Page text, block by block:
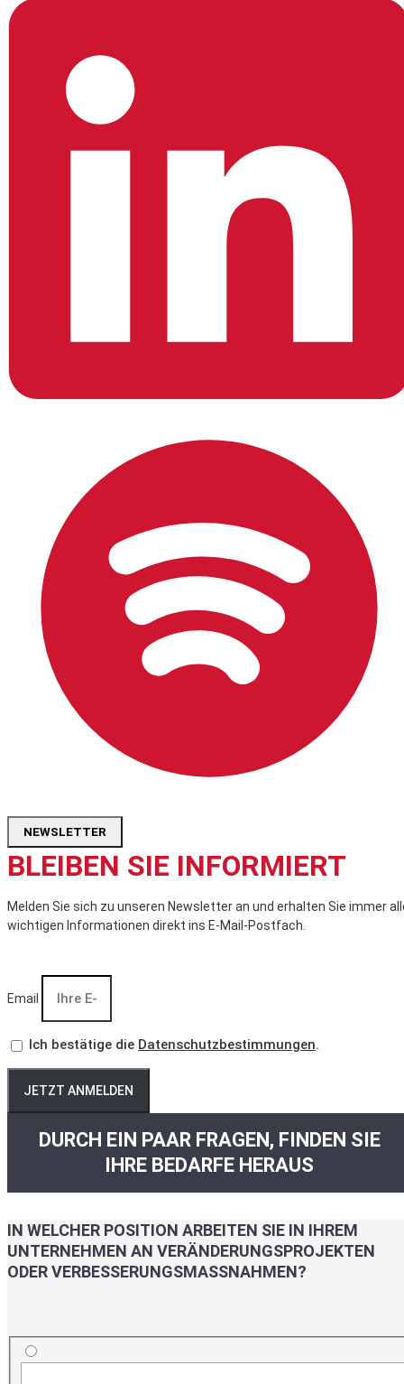
NEWSLETTER
BLEIBEN SIE INFORMIERT
Melden Sie sich zu unseren Newsletter an und erhalten Sie immer
wichtigen Informationen direkt ins E-Mail-Postfach.
Email
Ich bestätige die Datenschutzbestimmungen.
JETZT ANMELDEN
DURCH EIN PAAR FRAGEN, FINDEN SIE
IHRE BEDARFE HERAUS
IN WELCHER POSITION ARBEITEN SIE IN IHREM
UNTERNEHMEN AN VERÄNDERUNGSPROJEKTEN
ODER VERBESSERUNGSMASSNAHMEN?